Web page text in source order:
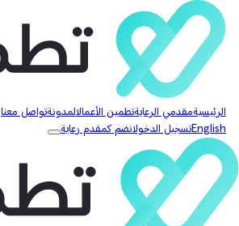
الرئيسيةمقدمي الرعايةتطمين الأعمالالمدونةتواصل معنا
Englishتسجيل الدخولانضم كمقدم رعاية